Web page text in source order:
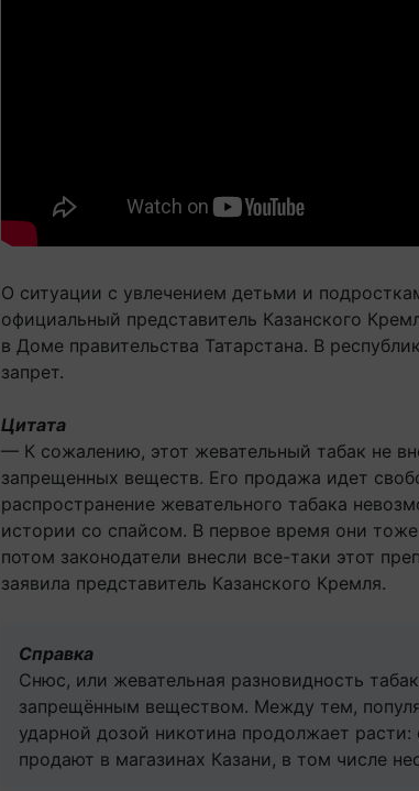
О ситуации с увлечением детьми и
официальный представитель Казанского
в Доме правительства Татарстана. В
запрет.
Цитата
— К сожалению, этот жевательный табак не
запрещенных веществ. Его продажа идет
распространение жевательного табака
истории со спайсом. В первое время они
потом законодатели внесли все-таки этот
заявила представитель Казанского Кремля.
Справка
Снюс, или жевательная разновидность
запрещённым веществом. Между тем,
ударной дозой никотина продолжает
продают в магазинах Казани, в том числе